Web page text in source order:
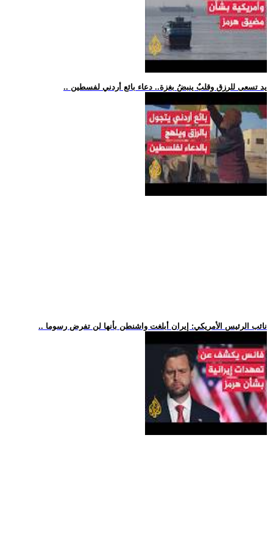
.. يد تسعى للرزق وقلبٌ ينبضُ بغزة.. دعاء بائع أردني لفسطين
.. نائب الرئيس الأمريكي: إيران أبلغت واشنطن بأنها لن تفرض رسوما